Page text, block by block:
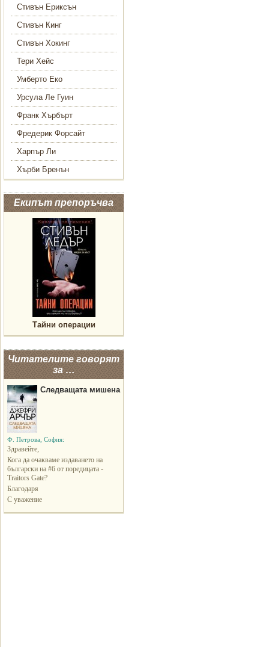
Стивън Ериксън
Стивън Кинг
Стивън Хокинг
Тери Хейс
Умберто Еко
Урсула Ле Гуин
Франк Хърбърт
Фредерик Форсайт
Харпър Ли
Хърби Бренън
Екипът препоръчва
Тайни операции
Читателите говорят
за …
Следващата мишена
Ф. Петрова, София:
Здравейте,
Кога да очакваме издаването на
български на #6 от поредицата -
Traitors Gate?
Благодаря
С уважение